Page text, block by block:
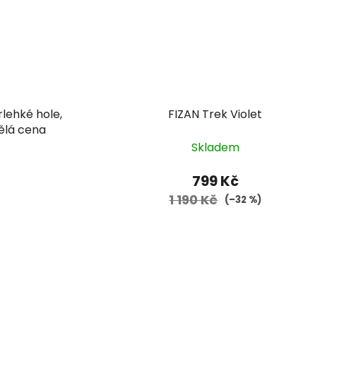
hole,
cena
FIZAN Trek Violet
Skladem
799 Kč
1 190 Kč (–32 %)